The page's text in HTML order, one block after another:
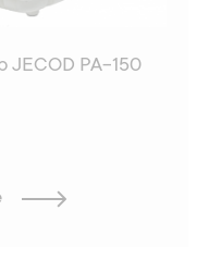
JECOD PA-150